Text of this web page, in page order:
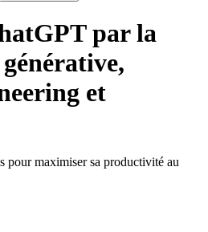
par la
et
pour maximiser sa productivité au